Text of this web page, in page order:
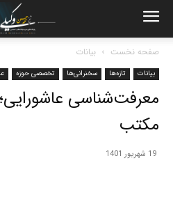
صفحه نخست بیانات
بیانات تازه‌ها سخنرانی‌ها تخصصی حوزه
معرفت‌شناسی عاشورایی؛
مکتب
19 شهریور 1401